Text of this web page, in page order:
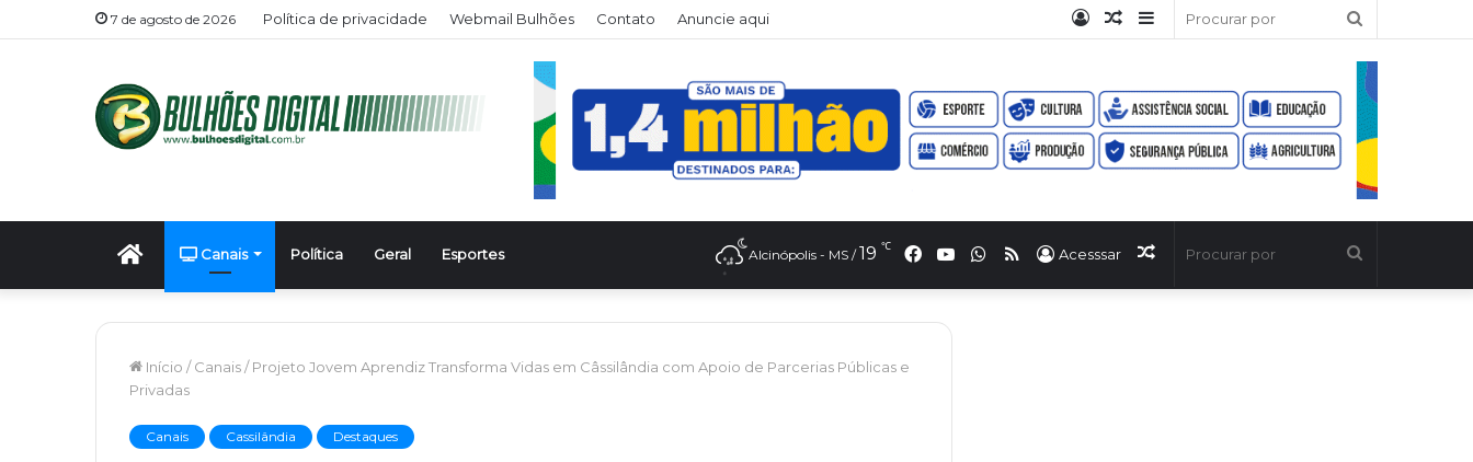
7 de agosto de 2026 Política de privacidade Webmail Bulhões Contato Anuncie aqui
por
Barra
Artigo
Entrar
Início Canais Política Geral Esportes Artigo
Acesssar
RSS
WhatsApp
YouTube
Facebook
Alcinópolis - MS / 19 ℃
Início / Canais/ Projeto Jovem Aprendiz Transforma Vidas em Câssilândia com Apoio de Parcerias Públicas e
Privadas
Canais Cassilândia Destaques